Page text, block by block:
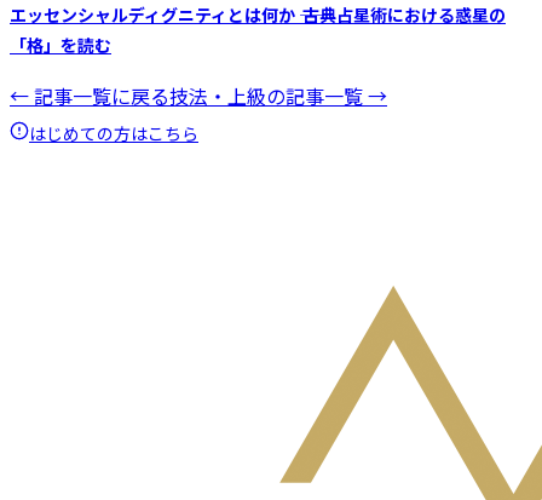
エッセンシャルディグニティとは何か ―― 古典占星術における惑星の
「格」を読む
← 記事一覧に戻る技法・上級の記事一覧 →
はじめての方はこちら